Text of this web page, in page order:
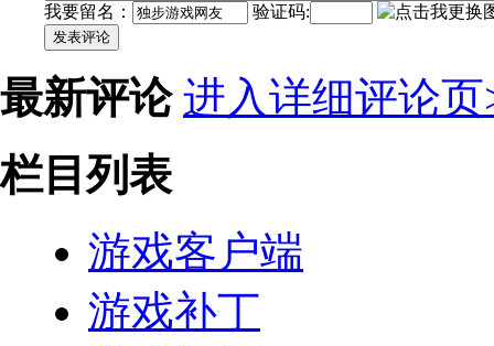
我要留名： 验证码:
发表评论
最新评论 进入详细评论页
栏目列表
游戏客户端
游戏补丁